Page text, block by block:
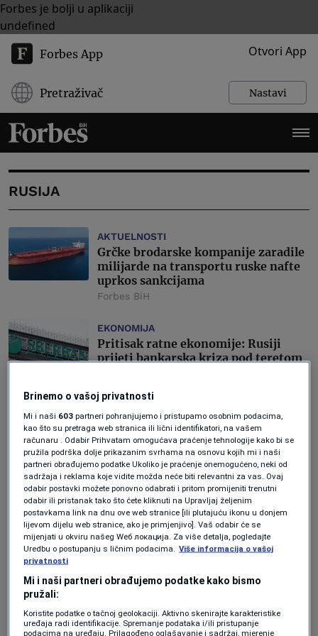
Forbes je bolji u aplikaciji
undefined
Forbes App Otvori App
Pretraživač Nastavi
RUSIJA
AKTUELNOSTI
Grčke brodarske kompanije zaradile
milijarde na transportu ruske nafte
uprkos sankcijama
Forbes BiH
EKONOMIJA
Pritisak ratne ekonomije: Rusiji
prijeti bankarska kriza pod teretom
AKTUELNOSTI
Ukrajina traži 6,6 milijardi eura od
EU za naoružanje zbog "ključnog
momenta" na bojnom polju
Forbes BiH
TEHNOLOGIJA
Jedan projektil, 36 meta i brzina od
13.000 kilometara na sat - šta je
zapravo Orešnik i zašto je Evropa
Šerif Kapetanović
AKTUELNOSTI
Četiri fronta SAD-a: Pritisak na
Brinemo o vašoj privatnosti
Mi i naši 603 partneri pohranjujemo i pristupamo osobnim podacima,
kao što su pretraga web stranica ili lični identifikatori, na vašem
računaru . Odabir Prihvatam omogućava praćenje tehnologije kako bi se
pružila podrška dolje prikazanim svrhama na osnovu kojih mi i naši
partneri obrađujemo podatke Ukoliko je praćenje onemogućeno, neki od
sadržaja i reklama koje vidite možda neće biti relevantni za vas. Ovaj
odabir postavki možete ponovno odabrati i pritom promijeniti trenutni
odabir ili pristanak tako što ćete kliknuti na Upravljaj željenim
postavkama link na dnu ove web stranice [ili plutajuću ikonu u donjem
lijevom dijelu web stranice, ako je primjenjivo]. Vaš odabir će se
mijenjati u okviru našeg Wеб локација. Za više detalja, pogledajte
Uredbu o postupanju s ličnim podacima.
Više informacija o vašoj
privatnosti
Mi i naši partneri obrađujemo podatke kako bismo
pružali:
Koristite podatke o tačnoj geolokaciji. Aktivno skenirajte karakteristike
uređaja radi identifikacije. Spremanje podataka i/ili pristupanje
podacima na uređaju. Prilagođeno oglašavanje i sadržaj, mjerenje